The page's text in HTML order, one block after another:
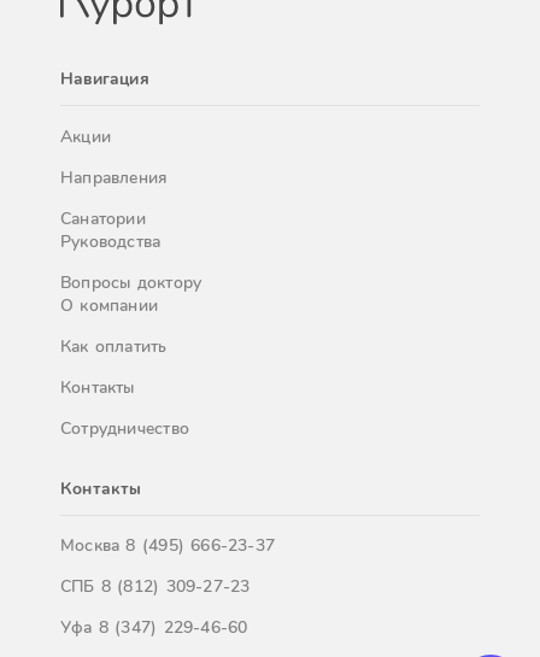
Навигация
Акции
Направления
Санатории
Руководства
Вопросы доктору
О компании
Как оплатить
Контакты
Сотрудничество
Контакты
Москва8 (495) 666-23-37
СПБ 8 (812) 309-27-23
Уфа 8 (347) 229-46-60